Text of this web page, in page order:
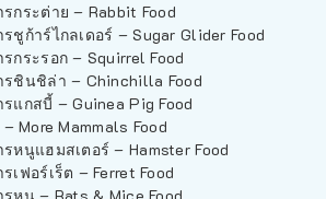
รกระต่าย – Rabbit Food
รชูก้าร์ไกลเดอร์ – Sugar Glider Food
รกระรอก – Squirrel Food
รชินชิล่า – Chinchilla Food
รแกสบี้ – Guinea Pig Food
More Mammals Food
รหนูแฮมสเตอร์ – Hamster Food
เฟอร์เร็ต – Ferret Food